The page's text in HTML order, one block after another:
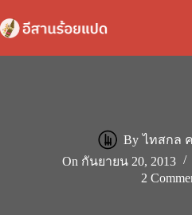
to
content
By ไทสกล
On กันยายน 20, 2013
2